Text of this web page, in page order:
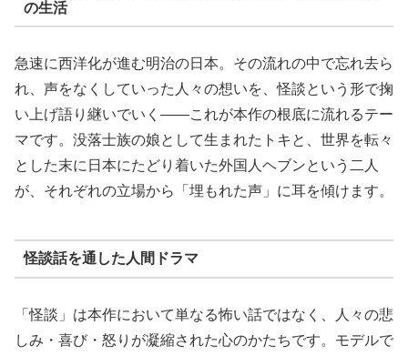
の生活
急速に西洋化が進む明治の日本。その流れの中で忘れ去ら
れ、声をなくしていった人々の想いを、怪談という形で掬
い上げ語り継いでいく——これが本作の根底に流れるテー
マです。没落士族の娘として生まれたトキと、世界を転々
とした末に日本にたどり着いた外国人ヘブンという二人
が、それぞれの立場から「埋もれた声」に耳を傾けます。
怪談話を通した人間ドラマ
「怪談」は本作において単なる怖い話ではなく、人々の悲
しみ・喜び・怒りが凝縮された心のかたちです。モデルで